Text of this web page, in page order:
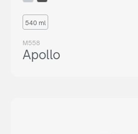
540 ml
M558
Apollo